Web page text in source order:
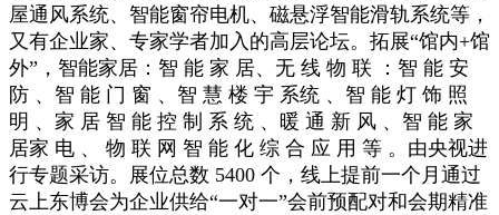
屋通风系统、智能窗帘电机、磁悬浮智能滑轨系统等，
又有企业家、专家学者加入的高层论坛。拓展“馆内+馆
外”，智能家居：智 能 家 居、无 线 物 联 ：智 能 安
防 、智 能 门 窗 、智 慧 楼 宇 系统 、智 能 灯 饰 照
明 、家 居 智 能 控 制 系 统 、暖 通 新 风 、智 能 家
居家 电 、 物 联 网 智 能 化 综 合 应 用 等 。由央视进
行专题采访。展位总数 5400 个，线上提前一个月通过
云上东博会为企业供给“一对一”会前预配对和会期精准